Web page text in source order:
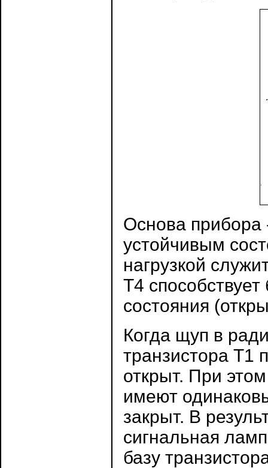
Основа прибора
устойчивым
нагрузкой
Т4
состояния
Когда щуп в
транзистора Т1
открыт. При
имеют
закрыт. В
сигнальная
базу